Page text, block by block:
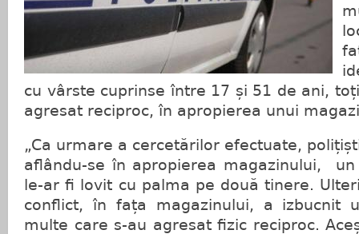
cu vârste cuprinse între 17 și 51 de ani,
agresat reciproc, în apropierea unui
„Ca urmare a cercetărilor efectuate,
aflându-se în apropierea magazinului,
le-ar fi lovit cu palma pe două tinere.
conflict, în fața magazinului, a izbucnit
multe care s-au agresat fizic reciproc.